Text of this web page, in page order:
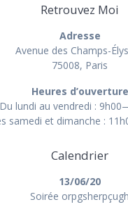
Retrouvez Moi
Adresse
Avenue des Champs-
75008, Paris
Heures d’ouverture
Du lundi au vendredi :
samedi et dimanche :
Calendrier
13/06/20
Soirée orpgsherpçugh